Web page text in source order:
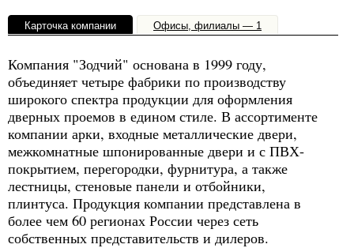
Карточка компании Офисы, филиалы — 1
Компания "Зодчий" основана в 1999 году,
объединяет четыре фабрики по производству
широкого спектра продукции для оформления
дверных проемов в едином стиле. В ассортименте
компании арки, входные металлические двери,
межкомнатные шпонированные двери и с ПВХ-
покрытием, перегородки, фурнитура, а также
лестницы, стеновые панели и отбойники,
плинтуса. Продукция компании представлена в
более чем 60 регионах России через сеть
собственных представительств и дилеров.